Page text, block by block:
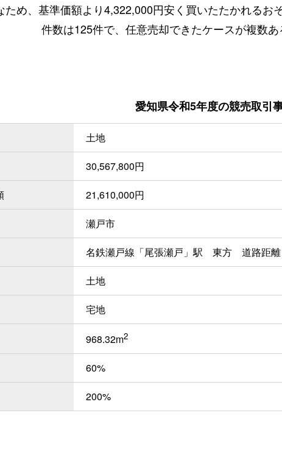
ため、基準価額より4,322,000円安く買いたたかれる
件数は125件で、任意売却できたケースが複数あ
愛知県令和5年度の競売取引
土地
30,567,800円
21,610,000円
瀬戸市
名鉄瀬戸線「尾張瀬戸」駅 東方 道路距
土地
宅地
968.32m2
60%
200%